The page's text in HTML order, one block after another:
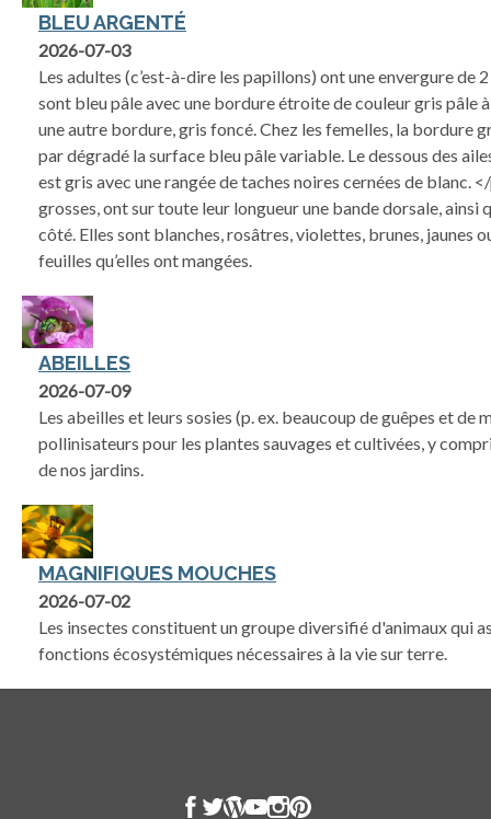
BLEU ARGENTÉ
2026-07-03
Les adultes (c’est-à-dire les papillons) ont une envergure de
sont bleu pâle avec une bordure étroite de couleur gris pâle
une autre bordure, gris foncé. Chez les femelles, la bordure
par dégradé la surface bleu pâle variable. Le dessous des
est gris avec une rangée de taches noires cernées de blanc.
grosses, ont sur toute leur longueur une bande dorsale, ainsi
côté. Elles sont blanches, rosâtres, violettes, brunes, jaunes
feuilles qu’elles ont mangées.
ABEILLES
2026-07-09
Les abeilles et leurs sosies (p. ex. beaucoup de guêpes et de
pollinisateurs pour les plantes sauvages et cultivées, y
de nos jardins.
MAGNIFIQUES MOUCHES
2026-07-02
Les insectes constituent un groupe diversifié d'animaux qui
fonctions écosystémiques nécessaires à la vie sur terre.